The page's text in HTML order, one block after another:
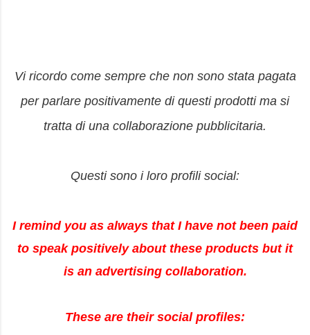
Vi ricordo come sempre che non sono stata pagata
per parlare positivamente di questi prodotti ma si
tratta di una collaborazione pubblicitaria.
Questi sono i loro profili social:
I remind you as always that I have not been paid
to speak positively about these products but it
is an advertising collaboration.
These are their social profiles: